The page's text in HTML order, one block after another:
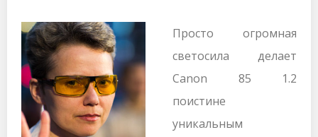
Просто огромная
светосила делает
Canon 85 1.2
поистине
уникальным